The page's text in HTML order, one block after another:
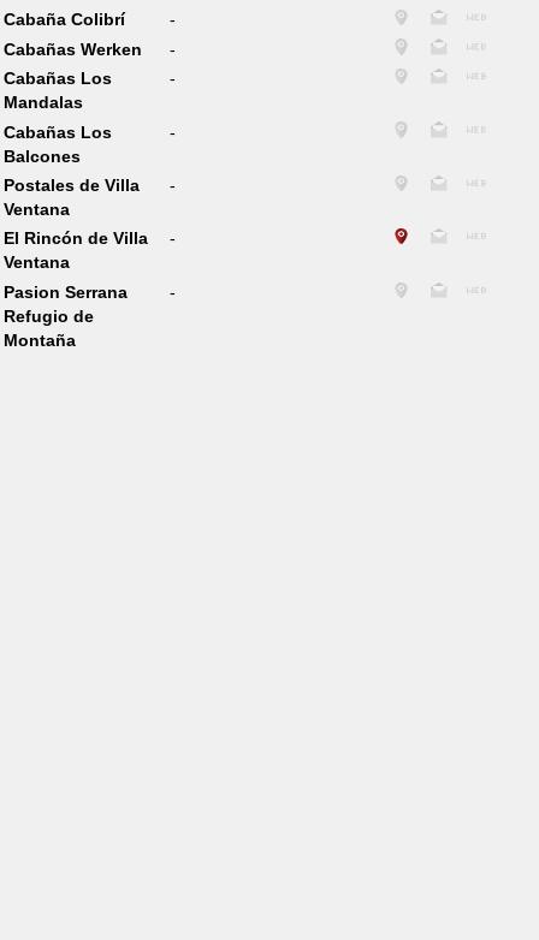
Cabaña Colibrí
-
Cabañas Werken
-
Cabañas Los
Mandalas
-
Cabañas Los
Balcones
-
Postales de Villa
Ventana
-
El Rincón de Villa
Ventana
-
Pasion Serrana
Refugio de
Montaña
-